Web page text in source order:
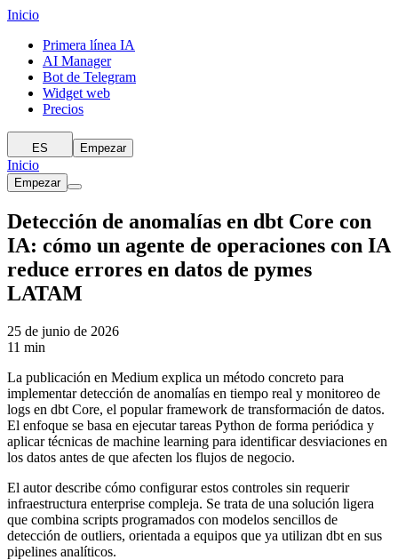
Inicio
Primera línea IA
AI Manager
Bot de Telegram
Widget web
Precios
ES Empezar
Inicio
Empezar
Detección de anomalías en dbt Core con
IA: cómo un agente de operaciones con IA
reduce errores en datos de pymes
LATAM
25 de junio de 2026
11 min
La publicación en Medium explica un método concreto para
implementar detección de anomalías en tiempo real y monitoreo de
logs en dbt Core, el popular framework de transformación de datos.
El enfoque se basa en ejecutar tareas Python de forma periódica y
aplicar técnicas de machine learning para identificar desviaciones en
los datos antes de que afecten los flujos de negocio.
El autor describe cómo configurar estos controles sin requerir
infraestructura enterprise compleja. Se trata de una solución ligera
que combina scripts programados con modelos sencillos de
detección de outliers, orientada a equipos que ya utilizan dbt en sus
pipelines analíticos.